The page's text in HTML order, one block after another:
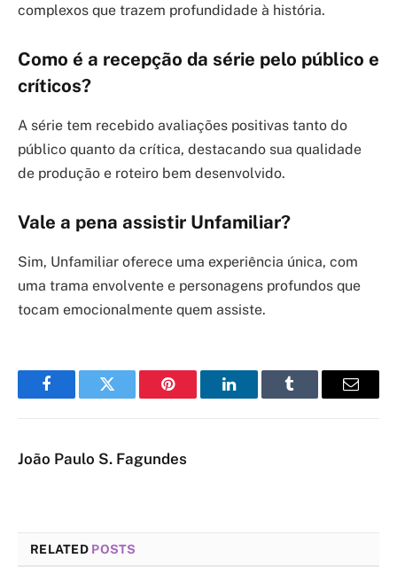
complexos que trazem profundidade à história.
Como é a recepção da série pelo público e
críticos?
A série tem recebido avaliações positivas tanto do
público quanto da crítica, destacando sua qualidade
de produção e roteiro bem desenvolvido.
Vale a pena assistir Unfamiliar?
Sim, Unfamiliar oferece uma experiência única, com
uma trama envolvente e personagens profundos que
tocam emocionalmente quem assiste.
FacebookTwitter Pinterest LinkedInTumblr Email
João Paulo S. Fagundes
RELATED POSTS